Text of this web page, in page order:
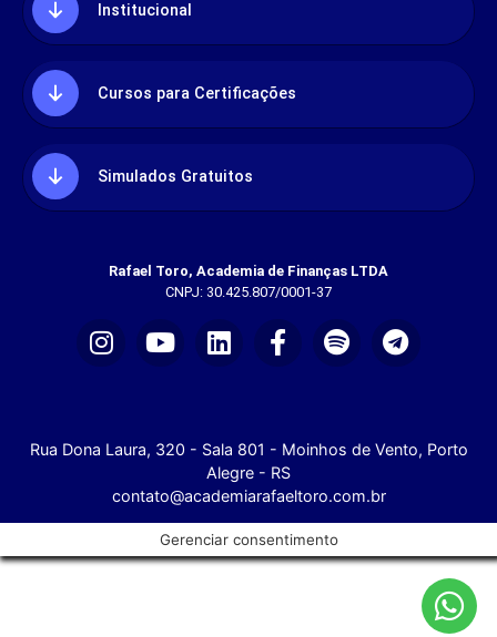
Institucional
Cursos para Certificações
Simulados Gratuitos
Rafael Toro, Academia de Finanças LTDA
CNPJ: 30.425.807/0001-37
Rua Dona Laura, 320 - Sala 801 - Moinhos de Vento, Porto
Alegre - RS
contato@academiarafaeltoro.com.br
Gerenciar consentimento